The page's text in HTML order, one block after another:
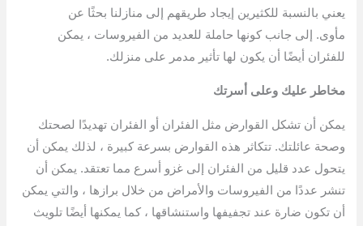
يعني بالنسبة للكثيرين إيجاد طريقهم إلى منازلنا بحثًا عن
مأوى. إلى جانب كونها حاملة للعديد من الفيروسات ، يمكن
للفئران أيضًا أن يكون لها تأثير مدمر على منزلك.
مخاطر عليك وعلى أسرتك
يمكن أن تشكل القوارض مثل الفئران أو الفئران تهديدًا لصحتك
وصحة عائلتك. تتكاثر هذه القوارض بسرعة كبيرة ، لذلك يمكن أن
يتحول عدد قليل من الفئران إلى غزو أسرع مما تعتقد. يمكن أن
تنشر عددًا من الفيروسات والأمراض من خلال برازها ، والتي يمكن
أن تكون ضارة عند تجفيفها واستنشاقها ، كما يمكنها أيضًا تلويث